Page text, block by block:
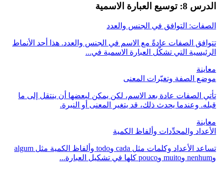
الدرس 8: توسيع العبارة الاسمية
الصفات: التوافق في الجنس والعدد
تتوافق الصفات عادةً مع الاسم في الجنس والعدد. هذا أحد الأنماط
الرئيسية التي تشكّل العبارة الاسمية في...
معاينة
موضع الصفة وتغيّرات المعنى
تأتي الصفات عادة بعد الاسم، لكن يمكن لبعضها أن ينتقل إلى ما
قبله. وعندما يحدث ذلك، قد يتغير المعنى أو النبرة.
معاينة
الأعداد والمحدِّدات وألفاظ الكمية
تساعد الأعداد وكلمات مثل cada وtodo وألفاظ الكمية مثل algum
وnenhum وmuito وpouco كلها في تشكيل العبارة...